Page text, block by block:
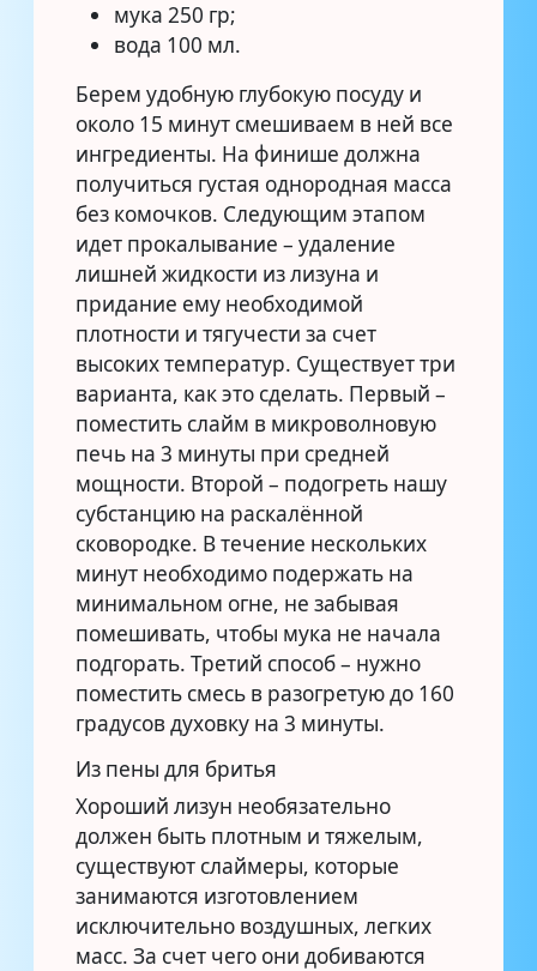
мука 250 гр;
вода 100 мл.
Берем удобную глубокую посуду и
около 15 минут смешиваем в ней все
ингредиенты. На финише должна
получиться густая однородная масса
без комочков. Следующим этапом
идет прокалывание – удаление
лишней жидкости из лизуна и
придание ему необходимой
плотности и тягучести за счет
высоких температур. Существует три
варианта, как это сделать. Первый –
поместить слайм в микроволновую
печь на 3 минуты при средней
мощности. Второй – подогреть нашу
субстанцию на раскалённой
сковородке. В течение нескольких
минут необходимо подержать на
минимальном огне, не забывая
помешивать, чтобы мука не начала
подгорать. Третий способ – нужно
поместить смесь в разогретую до 160
градусов духовку на 3 минуты.
Из пены для бритья
Хороший лизун необязательно
должен быть плотным и тяжелым,
существуют слаймеры, которые
занимаются изготовлением
исключительно воздушных, легких
масс. За счет чего они добиваются